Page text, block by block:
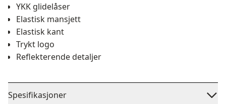
YKK glidelåser
Elastisk mansjett
Elastisk kant
Trykt logo
Reflekterende detaljer
Spesifikasjoner